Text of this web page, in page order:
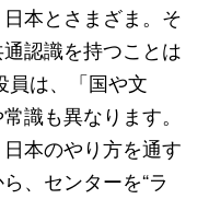
本とさまざま。そ
認識を持つことは
員は、「国や文
識も異なります。
本のやり方を通す
、センターを“ラ